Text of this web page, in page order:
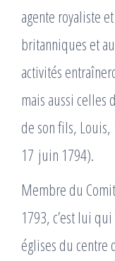
agente royaliste
britanniques et
activités
mais aussi celles
de son fils,
17 juin 1794).
Membre du
1793, c’est lui
églises du